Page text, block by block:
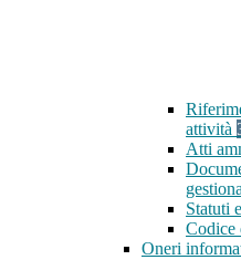
attività
Atti
Statuti
Codice
Oneri